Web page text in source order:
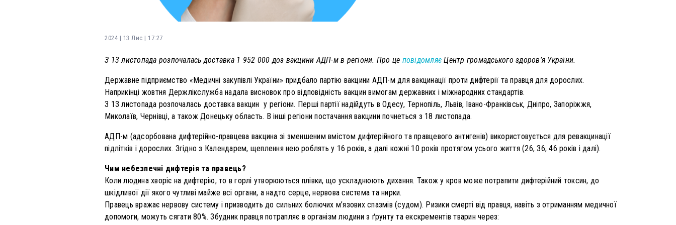
2024 | 13 Лис | 17:27
З 13 листопада розпочалась доставка 1 952 000 доз вакцини АДП-м в регіони. Про це повідомляє Центр громадського здоров’я України.
Державне підприємство «Медичні закупівлі України» придбало партію вакцини АДП-м для вакцинації проти дифтерії та правця для дорослих.
Наприкінці жовтня Держлікслужба надала висновок про відповідність вакцин вимогам державних і міжнародних стандартів.
З 13 листопада розпочалась доставка вакцин у регіони. Перші партії надійдуть в Одесу, Тернопіль, Львів, Івано-Франківськ, Дніпро, Запоріжжя,
Миколаїв, Чернівці, а також Донецьку область. В інші регіони постачання вакцини почнеться з 18 листопада.
АДП-м (адсорбована дифтерійно-правцева вакцина зі зменшеним вмістом дифтерійного та правцевого антигенів) використовується для ревакцинації
підлітків і дорослих. Згідно з Календарем, щеплення нею роблять у 16 років, а далі кожні 10 років протягом усього життя (26, 36, 46 років і далі).
Чим небезпечні дифтерія та правець?
Коли людина хворіє на дифтерію, то в горлі утворюються плівки, що ускладнюють дихання. Також у кров може потрапити дифтерійний токсин, до
шкідливої дії якого чутливі майже всі органи, а надто серце, нервова система та нирки.
Правець вражає нервову систему і призводить до сильних болючих м’язових спазмів (судом). Ризики смерті від правця, навіть з отриманням медичної
допомоги, можуть сягати 80%. Збудник правця потрапляє в організм людини з ґрунту та екскрементів тварин через: